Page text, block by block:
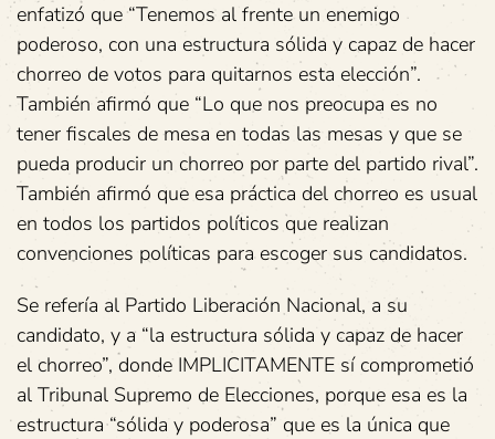
enfatizó que “Tenemos al frente un enemigo
poderoso, con una estructura sólida y capaz de hacer
chorreo de votos para quitarnos esta elección”.
También afirmó que “Lo que nos preocupa es no
tener fiscales de mesa en todas las mesas y que se
pueda producir un chorreo por parte del partido rival”.
También afirmó que esa práctica del chorreo es usual
en todos los partidos políticos que realizan
convenciones políticas para escoger sus candidatos.
Se refería al Partido Liberación Nacional, a su
candidato, y a “la estructura sólida y capaz de hacer
el chorreo”, donde IMPLICITAMENTE sí comprometió
al Tribunal Supremo de Elecciones, porque esa es la
estructura “sólida y poderosa” que es la única que